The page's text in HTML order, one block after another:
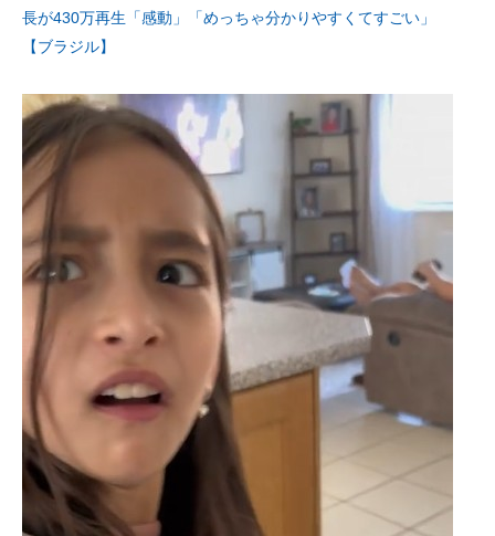
長が430万再生「感動」「めっちゃ分かりやすくてすごい」
【ブラジル】